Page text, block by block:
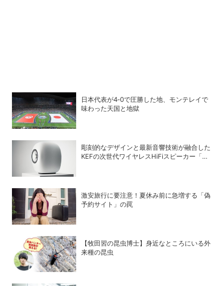
日本代表が4‐0で圧勝した地、モンテレイで
味わった天国と地獄
彫刻的なデザインと最新音響技術が融合した
KEFの次世代ワイヤレスHiFiスピーカー「LS
激安旅行に要注意！夏休み前に急増する「偽
予約サイト」の罠
【牧田習の昆虫博士】身近なところにいる外
来種の昆虫